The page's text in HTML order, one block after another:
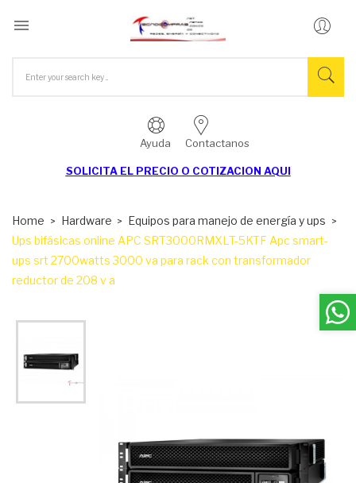

Ayuda Contactanos
SOLICITA EL PRECIO O COTIZACION AQUI
Home Hardware
Equipos para manejo de energía y ups
Ups bifásicas online APC SRT3000RMXLT-5KTF Apc smart-
ups srt 2700watts 3000 va para rack con transformador
reductor de 208 v a